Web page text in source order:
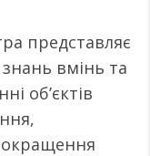
представляє
вмінь та
об’єктів